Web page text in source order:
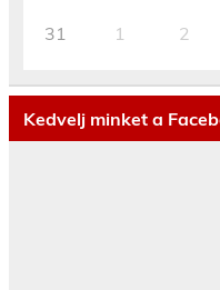
31 1 2
Kedvelj minket a